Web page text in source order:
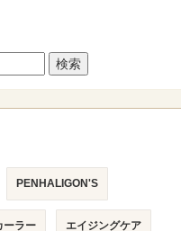
検索
PENHALIGON'S
ーラー エイジングケア